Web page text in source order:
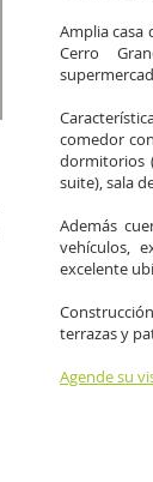
Amplia casa
Cerro
comedor
dormitorios
suite), sala
Además
vehículos,
excelente
terrazas y
Agende su